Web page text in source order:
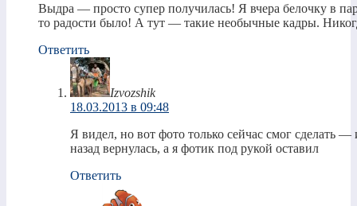
Выдра — просто супер получилась! Я вчера белочку в
то радости было! А тут — такие необычные кадры.
Ответить
Izvozshik
18.03.2013 в 09:48
Я видел, но вот фото только сейчас смог сделать
назад вернулась, а я фотик под рукой оставил
Ответить